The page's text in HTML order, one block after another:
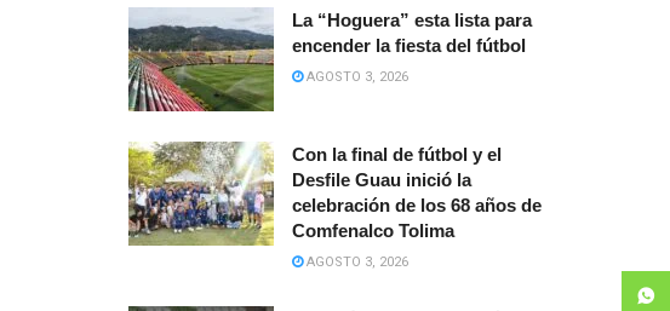
La “Hoguera” esta lista para
encender la fiesta del fútbol
AGOSTO 3, 2026
Con la final de fútbol y el
Desfile Guau inició la
celebración de los 68 años de
Comfenalco Tolima
AGOSTO 3, 2026